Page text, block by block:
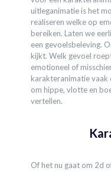
uitleganimatie is het
realiseren welke op
bereiken. Laten we
een gevoelsbeleving.
kijkt. Welk gevoel
emotioneel of
karakteranimatie vaak
om hippe, vlotte en
vertellen.
Of het nu gaat om 2d